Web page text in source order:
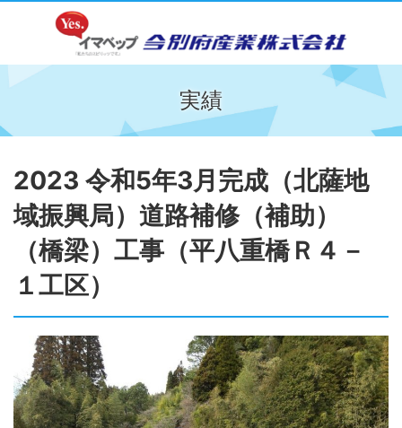
実績
2023 令和5年3月完成（北薩地
域振興局）道路補修（補助）
（橋梁）工事（平八重橋Ｒ４－
１工区）